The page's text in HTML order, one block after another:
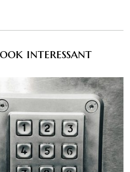
interessant